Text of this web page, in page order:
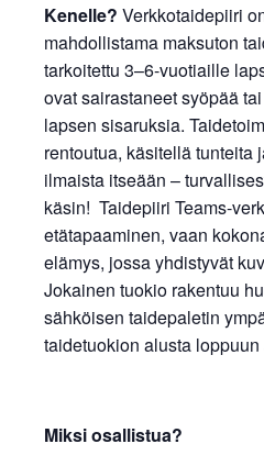
Kenelle? Verkkotaidepiiri
mahdollistama maksuton
tarkoitettu 3–6-vuotiaille
ovat sairastaneet syöpää
lapsen sisaruksia.
rentoutua, käsitellä tunteita
ilmaista itseään –
käsin! Taidepiiri Teams-
etätapaaminen, vaan
elämys, jossa yhdistyvät
Jokainen tuokio rakentuu
sähköisen taidepaletin
taidetuokion alusta
Miksi osallistua?